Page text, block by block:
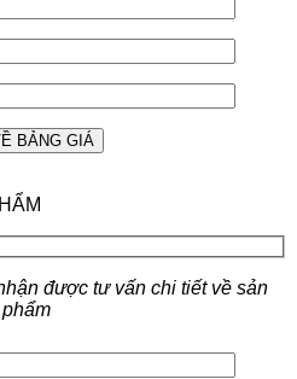
được tư vấn chi tiết về sản
phẩm